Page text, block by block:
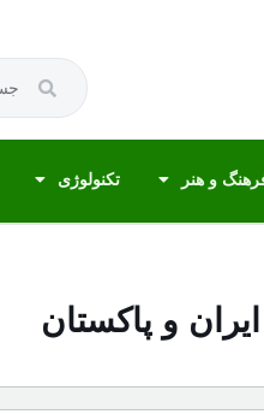
و هنر تکنولوژی
و پاکستان